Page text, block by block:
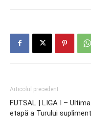
Articolul precedent
FUTSAL | LIGA I – Ultima
etapă a Turului